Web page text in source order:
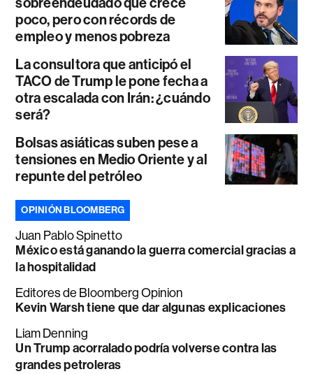
poco, pero con récords de
empleo y menos pobreza
La consultora que anticipó el
TACO de Trump le pone fecha a
otra escalada con Irán: ¿cuándo
será?
Bolsas asiáticas suben pese a
tensiones en Medio Oriente y al
repunte del petróleo
OPINIÓN BLOOMBERG
Juan Pablo Spinetto
México está ganando la guerra comercial gracias a
la hospitalidad
Editores de Bloomberg Opinion
Kevin Warsh tiene que dar algunas explicaciones
Liam Denning
Un Trump acorralado podría volverse contra las
grandes petroleras